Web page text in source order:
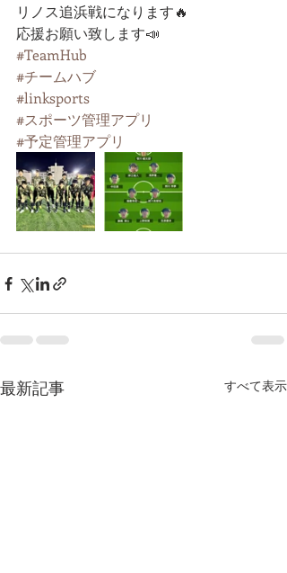
リノス追浜戦になります🔥
応援お願い致します📣
#TeamHub
#チームハブ
#linksports
#スポーツ管理アプリ
#予定管理アプリ
最新記事 すべて表示